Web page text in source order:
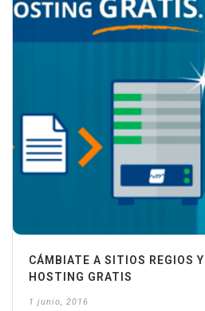
CÁMBIATE A SITIOS REGIOS
HOSTING GRATIS
1 junio, 2016